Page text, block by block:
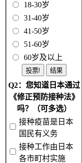
18-30岁
31-40岁
41-50岁
51-60岁
60岁及以上
Q2：您知道日本通过
《修正预防接种法》
吗？（可多选）
接种疫苗是日本
国民有义务
接种工作由日本
各市町村实施